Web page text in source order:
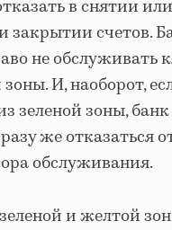
в снятии
закрытии счетов.
не обслуживать
И, наоборот,
зеленой зоны,
же отказаться
обслуживания.
и желтой